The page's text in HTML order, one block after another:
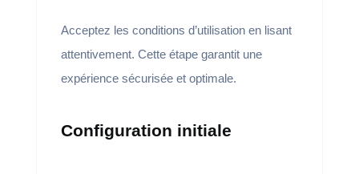
Acceptez les conditions d’utilisation en lisant
attentivement. Cette étape garantit une
expérience sécurisée et optimale.
Configuration initiale